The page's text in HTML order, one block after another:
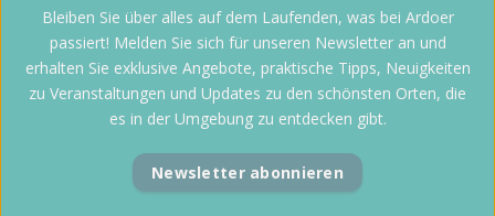
Bleiben Sie über alles auf dem Laufenden, was bei Ardoer
passiert! Melden Sie sich für unseren Newsletter an und
erhalten Sie exklusive Angebote, praktische Tipps, Neuigkeiten
zu Veranstaltungen und Updates zu den schönsten Orten, die
es in der Umgebung zu entdecken gibt.
Newsletter abonnieren